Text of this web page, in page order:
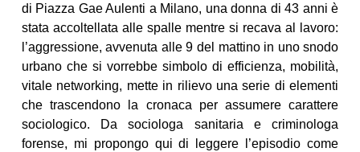
di Piazza Gae Aulenti a Milano, una donna di 43 anni è
stata accoltellata alle spalle mentre si recava al lavoro:
l’aggressione, avvenuta alle 9 del mattino in uno snodo
urbano che si vorrebbe simbolo di efficienza, mobilità,
vitale networking, mette in rilievo una serie di elementi
che trascendono la cronaca per assumere carattere
sociologico. Da sociologa sanitaria e criminologa
forense, mi propongo qui di leggere l’episodio come